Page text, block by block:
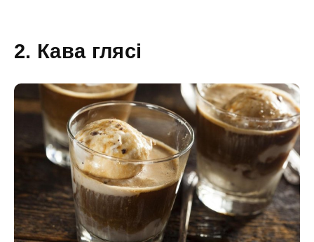
2. Кава глясі